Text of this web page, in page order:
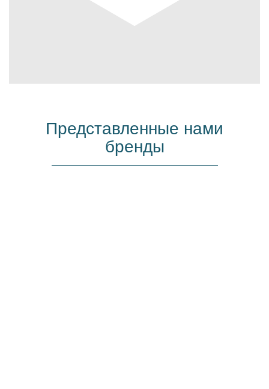
Представленные нами
бренды